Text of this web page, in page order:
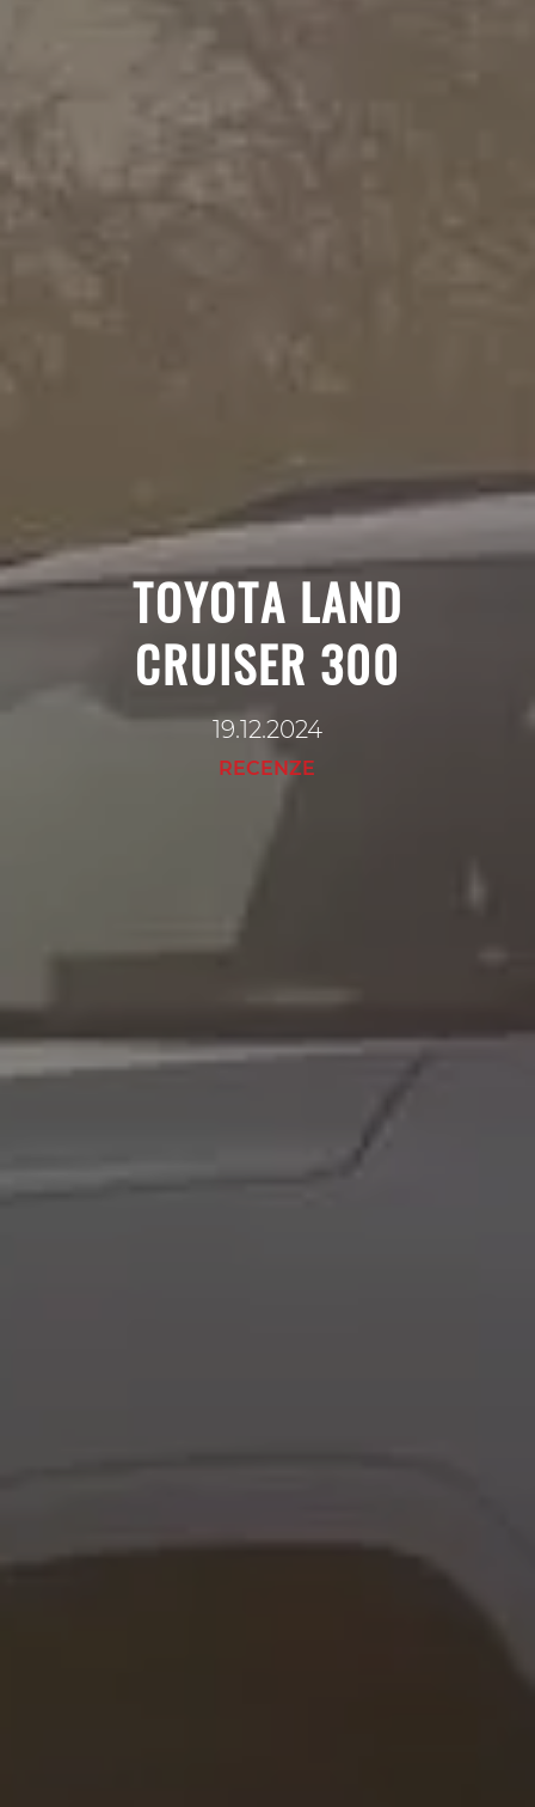
TOYOTA LAND
CRUISER 300
19.12.2024
RECENZE